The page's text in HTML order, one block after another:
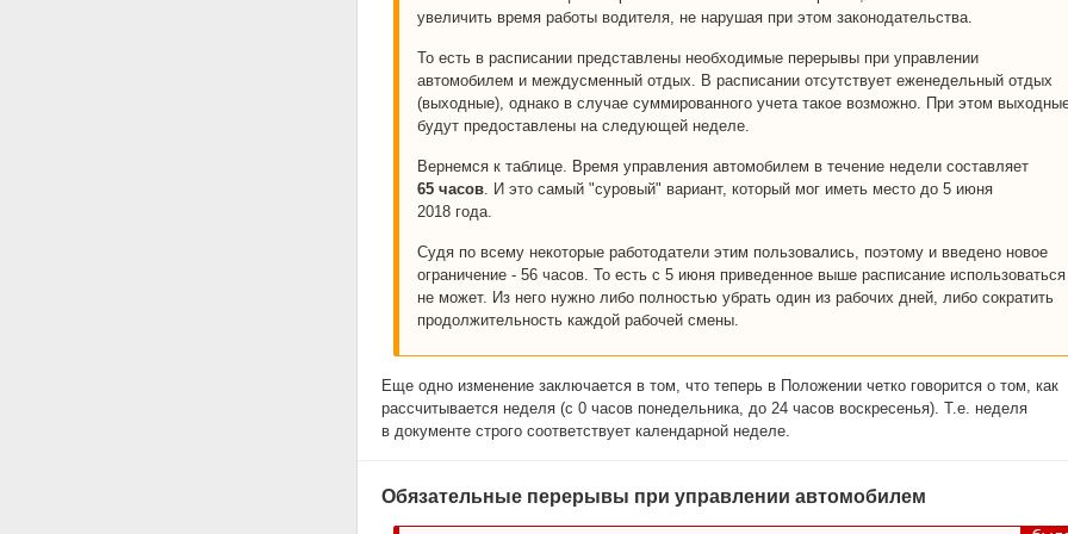
увеличить время работы водителя, не нарушая при этом законодательства.
То есть в расписании представлены необходимые перерывы при управлении
автомобилем и междусменный отдых. В расписании отсутствует еженедельный отдых
(выходные), однако в случае суммированного учета такое возможно. При этом
будут предоставлены на следующей неделе.
Вернемся к таблице. Время управления автомобилем в течение недели составляет
65 часов. И это самый "суровый" вариант, который мог иметь место до 5 июня
2018 года.
Судя по всему некоторые работодатели этим пользовались, поэтому и введено новое
ограничение - 56 часов. То есть с 5 июня приведенное выше расписание использоваться
не может. Из него нужно либо полностью убрать один из рабочих дней, либо сократить
продолжительность каждой рабочей смены.
Еще одно изменение заключается в том, что теперь в Положении четко говорится о том, как
рассчитывается неделя (с 0 часов понедельника, до 24 часов воскресенья). Т.е. неделя
в документе строго соответствует календарной неделе.
Обязательные перерывы при управлении автомобилем